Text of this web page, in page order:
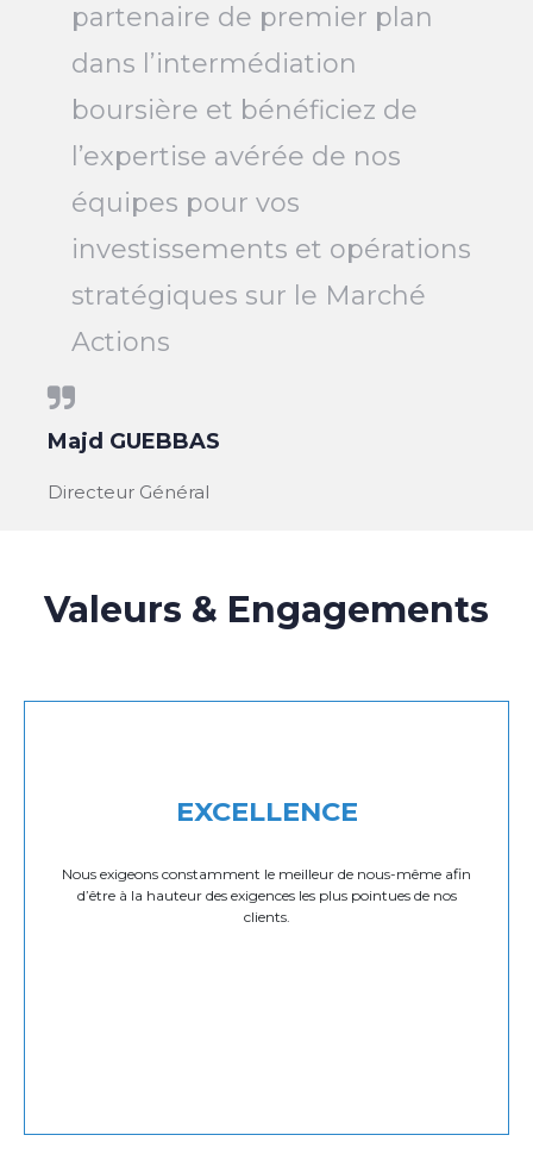
partenaire de premier plan
dans l’intermédiation
boursière et bénéficiez de
l’expertise avérée de nos
équipes pour vos
investissements et opérations
stratégiques sur le Marché
Actions
Majd GUEBBAS
Directeur Général
Valeurs & Engagements
EXCELLENCE
Nous exigeons constamment le meilleur de nous-même afin
d’être à la hauteur des exigences les plus pointues de nos
clients.